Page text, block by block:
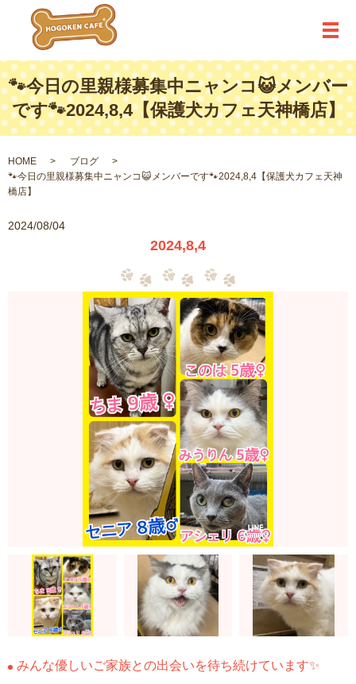
メ
🐾今日の里親様募集中ニャンコ😺メンバー
です🐾2024,8,4【保護犬カフェ天神橋店】
HOME
ブログ
🐾今日の里親様募集中ニャンコ😺メンバーです🐾2024,8,4【保護犬カフェ天神
橋店】
2024/08/04
2024,8,4
みんな優しいご家族との出会いを待ち続けています✨